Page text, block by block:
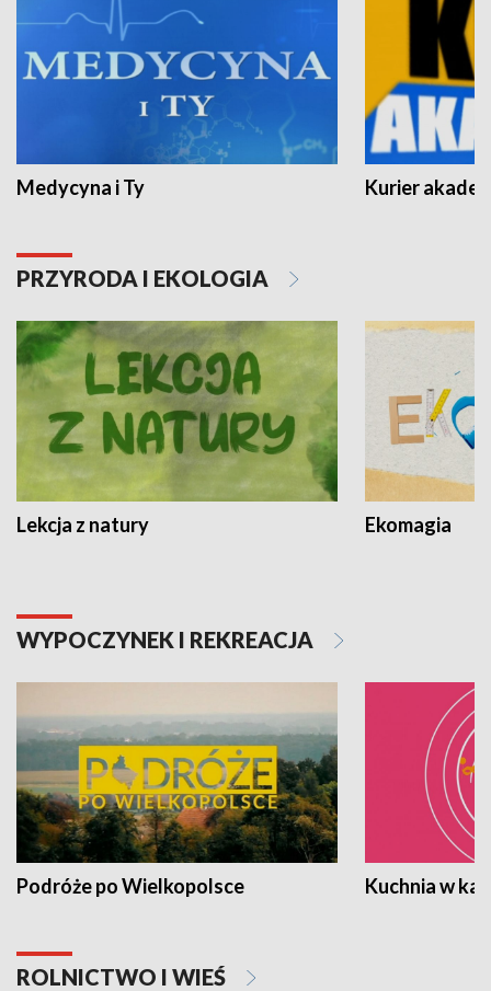
Medycyna i Ty Kurier
PRZYRODA I EKOLOGIA
Lekcja z natury Ekomagia
WYPOCZYNEK I REKREACJA
Podróże po Wielkopolsce Kuchnia w
ROLNICTWO I WIEŚ